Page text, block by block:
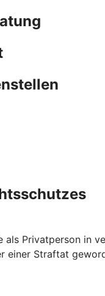
Privatperson in
einer Straftat